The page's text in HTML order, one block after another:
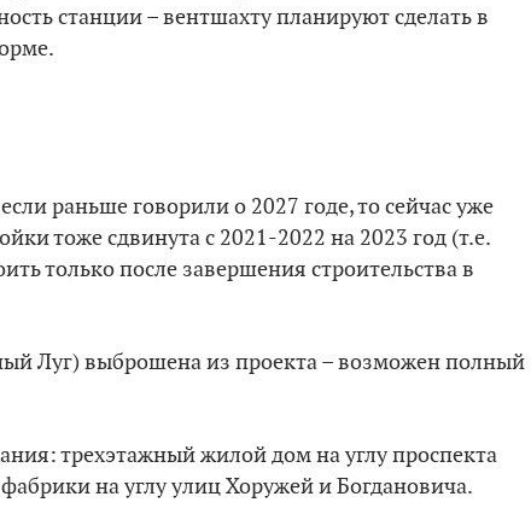
станции – вентшахту планируют сделать в
раньше говорили о 2027 годе, то сейчас уже
тоже сдвинута с 2021-2022 на 2023 год (т.е.
только после завершения строительства в
Луг) выброшена из проекта – возможен полный
трехэтажный жилой дом на углу проспекта
на углу улиц Хоружей и Богдановича.